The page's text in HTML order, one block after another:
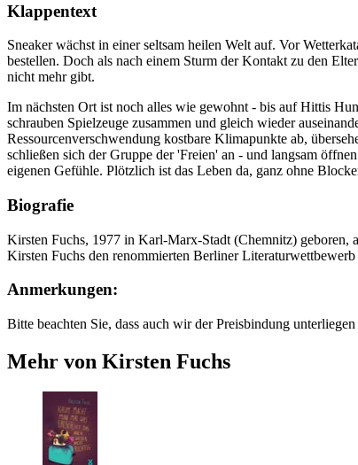
Klappentext
Sneaker wächst in einer seltsam heilen Welt auf. Vor
bestellen. Doch als nach einem Sturm der Kontakt zu den
nicht mehr gibt.
Im nächsten Ort ist noch alles wie gewohnt - bis auf Hittis
schrauben Spielzeuge zusammen und gleich wieder
Ressourcenverschwendung kostbare Klimapunkte ab,
schließen sich der Gruppe der 'Freien' an - und langsam
eigenen Gefühle. Plötzlich ist das Leben da, ganz ohne
Biografie
Kirsten Fuchs, 1977 in Karl-Marx-Stadt (Chemnitz) geboren,
Kirsten Fuchs den renommierten Berliner
Anmerkungen:
Bitte beachten Sie, dass auch wir der Preisbindung
Mehr von Kirsten Fuchs